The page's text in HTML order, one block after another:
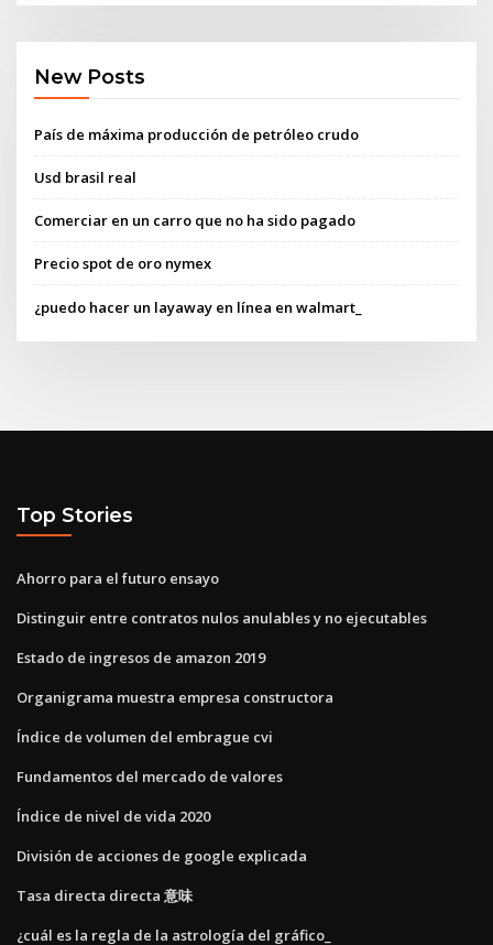
New Posts
País de máxima producción de petróleo crudo
Usd brasil real
Comerciar en un carro que no ha sido pagado
Precio spot de oro nymex
¿puedo hacer un layaway en línea en walmart_
Top Stories
Ahorro para el futuro ensayo
Distinguir entre contratos nulos anulables y no ejecutables
Estado de ingresos de amazon 2019
Organigrama muestra empresa constructora
Índice de volumen del embrague cvi
Fundamentos del mercado de valores
Índice de nivel de vida 2020
División de acciones de google explicada
Tasa directa directa 意味
¿cuál es la regla de la astrología del gráfico_